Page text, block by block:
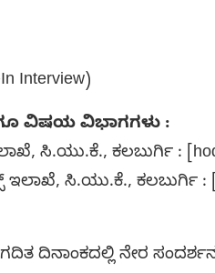
Interview)
ವಿಷಯ ವಿಭಾಗಗಳು :
ಸಿ.ಯು.ಕೆ., ಕಲಬುರ್ಗಿ :
ಇಲಾಖೆ, ಸಿ.ಯು.ಕೆ.,
ದಿನಾಂಕದಲ್ಲಿ ನೇರ